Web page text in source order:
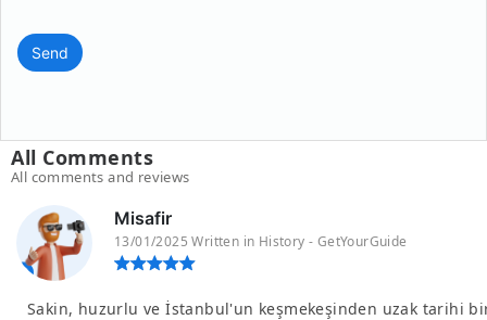
Send
All Comments
All comments and reviews
Misafir
13/01/2025 Written in History - GetYourGuide
Sakin, huzurlu ve İstanbul'un keşmekeşinden uzak tarihi